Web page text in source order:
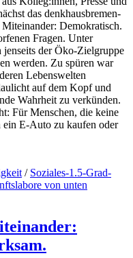
das denkhausbremen-
Demokratisch.
Fragen. Unter
jenseits der Öko-Zielgruppe
werden. Zu spüren war
Lebenswelten
auf dem Kopf und
Wahrheit zu verkünden.
Für Menschen, die keine
ein E-Auto zu kaufen oder
/ Soziales-1.5-Grad-
von unten